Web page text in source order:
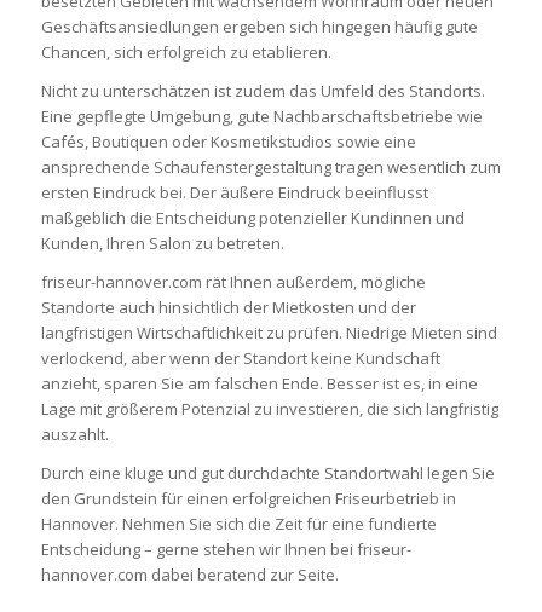
Geschäftsansiedlungen ergeben sich hingegen häufig gute
Chancen, sich erfolgreich zu etablieren.
Nicht zu unterschätzen ist zudem das Umfeld des Standorts.
Eine gepflegte Umgebung, gute Nachbarschaftsbetriebe wie
Cafés, Boutiquen oder Kosmetikstudios sowie eine
ansprechende Schaufenstergestaltung tragen wesentlich zum
ersten Eindruck bei. Der äußere Eindruck beeinflusst
maßgeblich die Entscheidung potenzieller Kundinnen und
Kunden, Ihren Salon zu betreten.
friseur-hannover.com rät Ihnen außerdem, mögliche
Standorte auch hinsichtlich der Mietkosten und der
langfristigen Wirtschaftlichkeit zu prüfen. Niedrige Mieten sind
verlockend, aber wenn der Standort keine Kundschaft
anzieht, sparen Sie am falschen Ende. Besser ist es, in eine
Lage mit größerem Potenzial zu investieren, die sich langfristig
auszahlt.
Durch eine kluge und gut durchdachte Standortwahl legen Sie
den Grundstein für einen erfolgreichen Friseurbetrieb in
Hannover. Nehmen Sie sich die Zeit für eine fundierte
Entscheidung – gerne stehen wir Ihnen bei friseur-
hannover.com dabei beratend zur Seite.